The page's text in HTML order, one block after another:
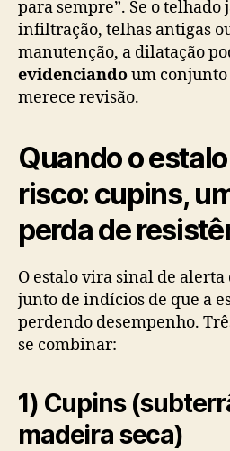
para sempre”. Se o
infiltração, telhas antigas
manutenção, a dilatação
evidenciandoum conjunto
merece revisão.
Quando o
risco: cupins,
perda de
O estalo vira sinal de alerta
junto de indícios de que a
perdendo desempenho.
se combinar:
1) Cupins
madeira seca)